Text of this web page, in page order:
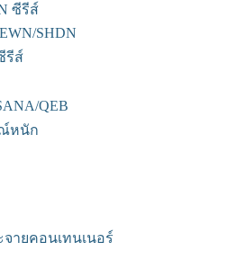
ซีรีส์
SHDN
รีส์
QEB
หนัก
ายคอนเทนเนอร์